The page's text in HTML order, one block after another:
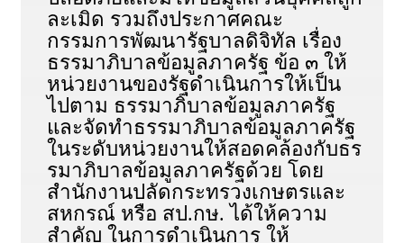
ละเมิด รวมถึงประกาศคณะ
กรรมการพัฒนารัฐบาลดิจิทัล เรื่อง
ธรรมาภิบาลข้อมูลภาครัฐ ข้อ ๓ ให้
หน่วยงานของรัฐดำเนินการให้เป็น
ไปตาม ธรรมาภิบาลข้อมูลภาครัฐ
และจัดทำธรรมาภิบาลข้อมูลภาครัฐ
ในระดับหน่วยงานให้สอดคล้องกับธร
รมาภิบาลข้อมูลภาครัฐด้วย โดย
สำนักงานปลัดกระทรวงเกษตรและ
สหกรณ์ หรือ สป.กษ. ได้ให้ความ
สำคัญ ในการดำเนินการ ให้